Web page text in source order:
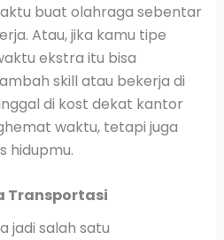
buat olahraga sebentar
Atau, jika kamu tipe
ekstra itu bisa
skill atau bekerja di
di kost dekat kantor
waktu, tetapi juga
hidupmu.
Transportasi
jadi salah satu